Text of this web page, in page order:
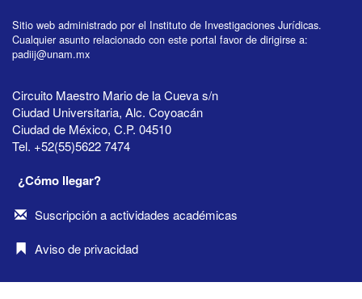
Sitio web administrado por el Instituto de Investigaciones Jurídicas.
Cualquier asunto relacionado con este portal favor de dirigirse a:
padiij@unam.mx
Circuito Maestro Mario de la Cueva s/n
Ciudad Universitaria, Alc. Coyoacán
Ciudad de México, C.P. 04510
Tel. +52(55)5622 7474
¿Cómo llegar?
Suscripción a actividades académicas
Aviso de privacidad